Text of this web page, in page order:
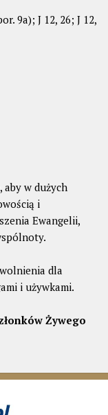
9a); J 12, 26; J 12,
aby w dużych
i
Ewangelii,
dla
i używkami.
Żywego